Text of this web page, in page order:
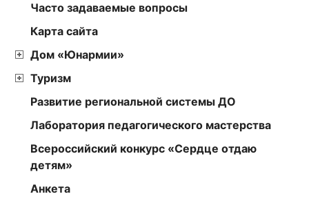
Часто задаваемые вопросы
Карта сайта
Дом «Юнармии»
Туризм
Развитие региональной системы ДО
Лаборатория педагогического мастерства
Всероссийский конкурс «Сердце отдаю
детям»
Анкета